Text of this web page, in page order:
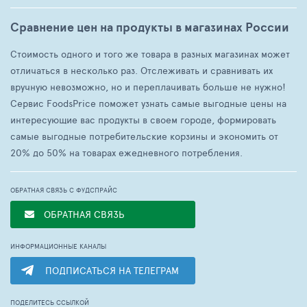
Сравнение цен на продукты в магазинах России
Стоимость одного и того же товара в разных магазинах может
отличаться в несколько раз. Отслеживать и сравнивать их
вручную невозможно, но и переплачивать больше не нужно!
Сервис FoodsPrice поможет узнать самые выгодные цены на
интересующие вас продукты в своем городе, формировать
самые выгодные потребительские корзины и экономить от
20% до 50% на товарах ежедневного потребления.
ОБРАТНАЯ СВЯЗЬ С ФУДСПРАЙС
ОБРАТНАЯ СВЯЗЬ
ИНФОРМАЦИОННЫЕ КАНАЛЫ
ПОДПИСАТЬСЯ НА ТЕЛЕГРАМ
ПОДЕЛИТЕСЬ ССЫЛКОЙ